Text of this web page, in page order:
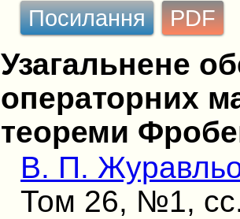
Посилання PDF
Узагальнене
операторних
теореми
В. П.
Том 26, №1,